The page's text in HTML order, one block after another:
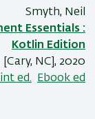
Smyth, Neil
Essentials :
Kotlin Edition
NC], 2020.
ed.
Ebook ed.